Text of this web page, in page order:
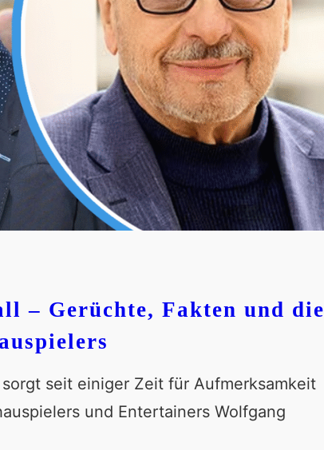
– Gerüchte, Fakten und die
seit einiger Zeit für Aufmerksamkeit
und Entertainers Wolfgang